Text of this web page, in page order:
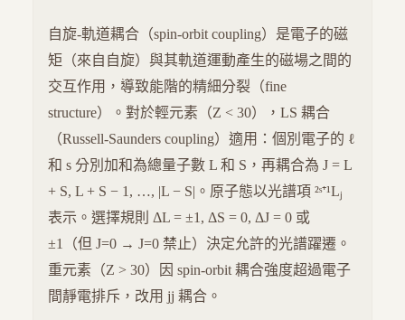
自旋-軌道耦合（spin-orbit coupling）是電子的磁
矩（來自自旋）與其軌道運動產生的磁場之間的
交互作用，導致能階的精細分裂（fine
structure）。對於輕元素（Z < 30），LS 耦合
（Russell-Saunders coupling）適用：個別電子的 ℓ
和 s 分別加和為總量子數 L 和 S，再耦合為 J = L
+ S, L + S − 1, …, |L − S|。原子態以光譜項 ²ˢ⁺¹Lⱼ
表示。選擇規則 ΔL = ±1, ΔS = 0, ΔJ = 0 或
±1（但 J=0 → J=0 禁止）決定允許的光譜躍遷。
重元素（Z > 30）因 spin-orbit 耦合強度超過電子
間靜電排斥，改用 jj 耦合。